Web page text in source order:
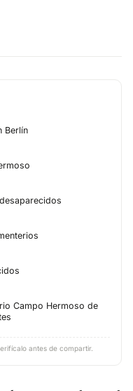
Berlín
Campo Hermoso de
antes de compartir.